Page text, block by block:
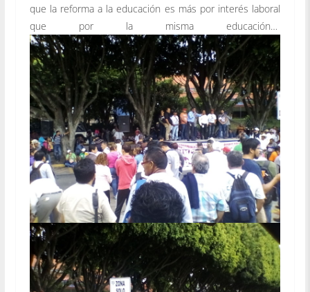
que la reforma a la educación es más por interés laboral
que por la misma educación…